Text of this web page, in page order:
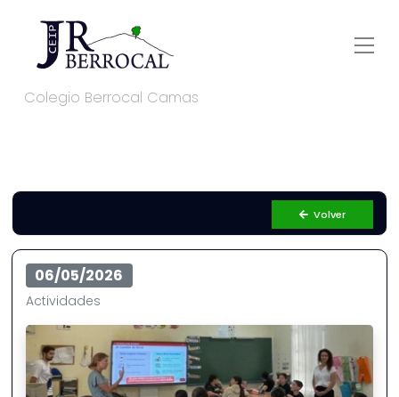
Colegio Berrocal Camas
Volver
06/05/2026
Actividades